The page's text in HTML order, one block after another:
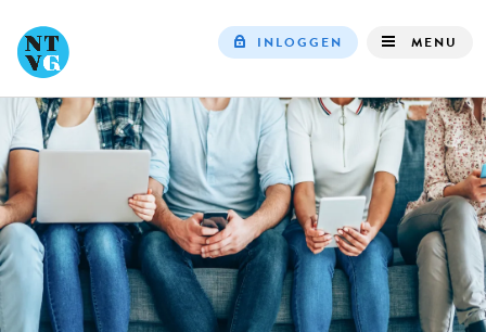
navigation
INLOGGEN MENU